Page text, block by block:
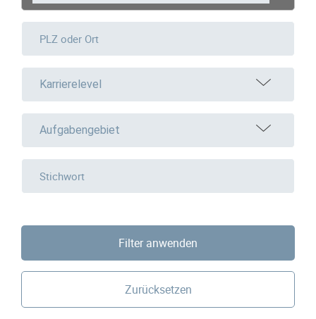
Karrierelevel
Aufgabengebiet
Filter anwenden
Zurücksetzen